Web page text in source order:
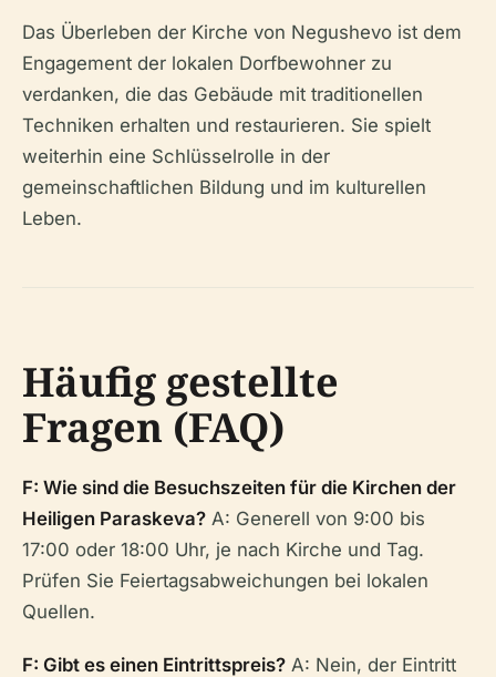
Das Überleben der Kirche von Negushevo ist dem
Engagement der lokalen Dorfbewohner zu
verdanken, die das Gebäude mit traditionellen
Techniken erhalten und restaurieren. Sie spielt
weiterhin eine Schlüsselrolle in der
gemeinschaftlichen Bildung und im kulturellen
Leben.
Häufig gestellte
Fragen (FAQ)
F: Wie sind die Besuchszeiten für die Kirchen der
Heiligen Paraskeva? A: Generell von 9:00 bis
17:00 oder 18:00 Uhr, je nach Kirche und Tag.
Prüfen Sie Feiertagsabweichungen bei lokalen
Quellen.
F: Gibt es einen Eintrittspreis? A: Nein, der Eintritt